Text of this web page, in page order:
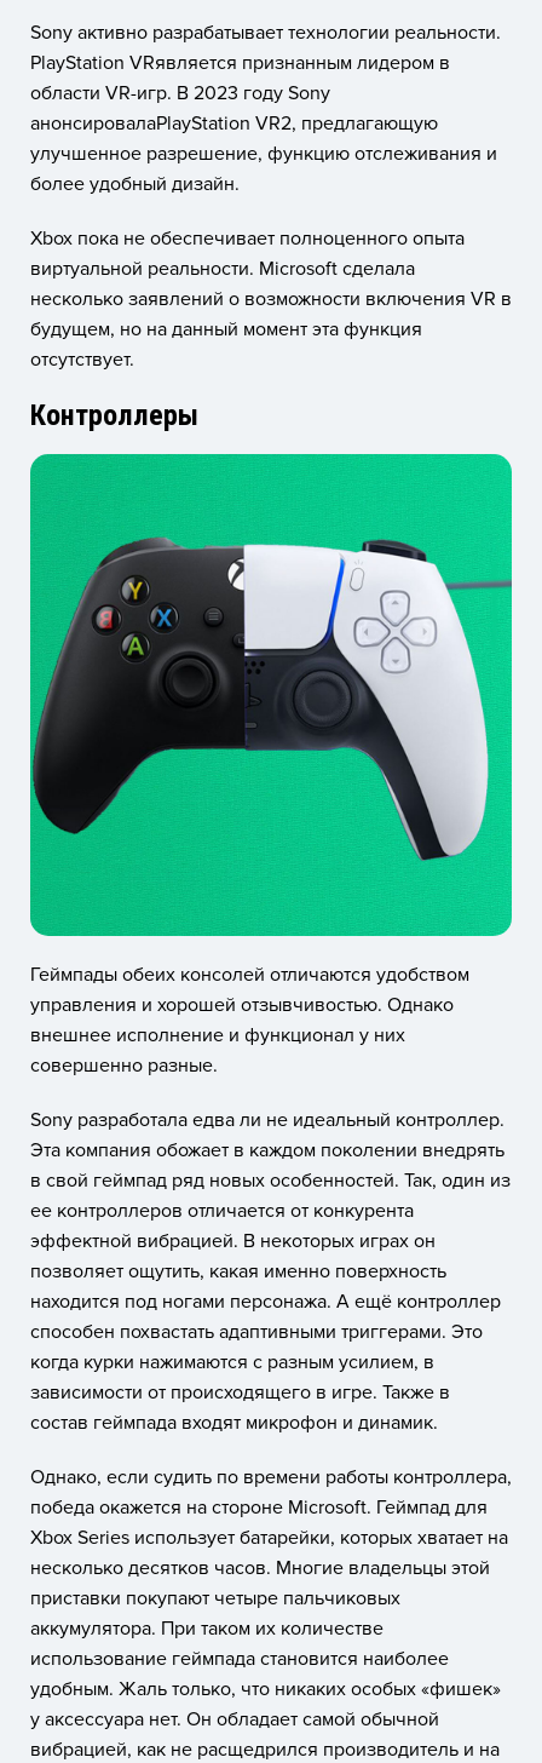
Sony активно разрабатывает технологии реальности.
PlayStation VRявляется признанным лидером в
области VR-игр. В 2023 году Sony
анонсировалаPlayStation VR2, предлагающую
улучшенное разрешение, функцию отслеживания и
более удобный дизайн.
Xbox пока не обеспечивает полноценного опыта
виртуальной реальности. Microsoft сделала
несколько заявлений о возможности включения VR в
будущем, но на данный момент эта функция
отсутствует.
Контроллеры
Геймпады обеих консолей отличаются удобством
управления и хорошей отзывчивостью. Однако
внешнее исполнение и функционал у них
совершенно разные.
Sony разработала едва ли не идеальный контроллер.
Эта компания обожает в каждом поколении внедрять
в свой геймпад ряд новых особенностей. Так, один из
ее контроллеров отличается от конкурента
эффектной вибрацией. В некоторых играх он
позволяет ощутить, какая именно поверхность
находится под ногами персонажа. А ещё контроллер
способен похвастать адаптивными триггерами. Это
когда курки нажимаются с разным усилием, в
зависимости от происходящего в игре. Также в
состав геймпада входят микрофон и динамик.
Однако, если судить по времени работы контроллера,
победа окажется на стороне Microsoft. Геймпад для
Xbox Series использует батарейки, которых хватает на
несколько десятков часов. Многие владельцы этой
приставки покупают четыре пальчиковых
аккумулятора. При таком их количестве
использование геймпада становится наиболее
удобным. Жаль только, что никаких особых «фишек»
у аксессуара нет. Он обладает самой обычной
вибрацией, как не расщедрился производитель и на